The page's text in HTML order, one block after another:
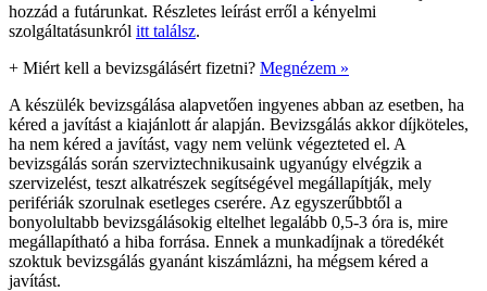
hozzád a futárunkat. Részletes leírást erről a kényelmi
szolgáltatásunkról itt találsz.
+ Miért kell a bevizsgálásért fizetni? Megnézem »
A készülék bevizsgálása alapvetően ingyenes abban az esetben, ha
kéred a javítást a kiajánlott ár alapján. Bevizsgálás akkor díjköteles,
ha nem kéred a javítást, vagy nem velünk végezteted el. A
bevizsgálás során szerviztechnikusaink ugyanúgy elvégzik a
szervizelést, teszt alkatrészek segítségével megállapítják, mely
perifériák szorulnak esetleges cserére. Az egyszerűbbtől a
bonyolultabb bevizsgálásokig eltelhet legalább 0,5-3 óra is, mire
megállapítható a hiba forrása. Ennek a munkadíjnak a töredékét
szoktuk bevizsgálás gyanánt kiszámlázni, ha mégsem kéred a
javítást.